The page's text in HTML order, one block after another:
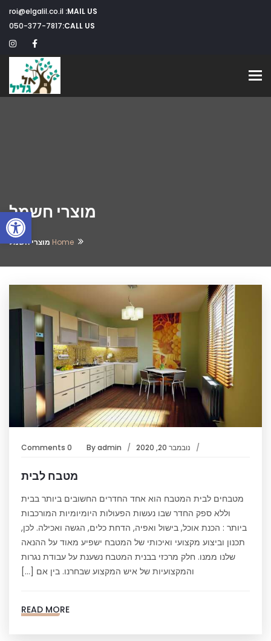
MAIL US:
CALL US:
050-377-7817
Toggle navigation
מוצרי חשמל
Home מוצרי חשמל
נובמבר 20, 2020 Byadmin
0 Comments
מטבח לבית
מטבחים לבית המטבח הוא אחד החדרים החשובים ביותר בבית
וללא ספק החדר שבו נעשות הפעולות היומיומיות המורכבות
ביותר : הכנת אוכל, בישול ואפיה, הדחת כלים, הגשה ואכילה. לכן,
תכנון וביצוע מקצועי ואיכותי של המטבח ישפיע מאוד על ההנאה
שלנו ממנו. חלק מרכזי בבנית המטבח נשענת על עבודת נגרות
והמקצועיות של איש המקצוע שבחרנו. בין אם […]
READ MORE